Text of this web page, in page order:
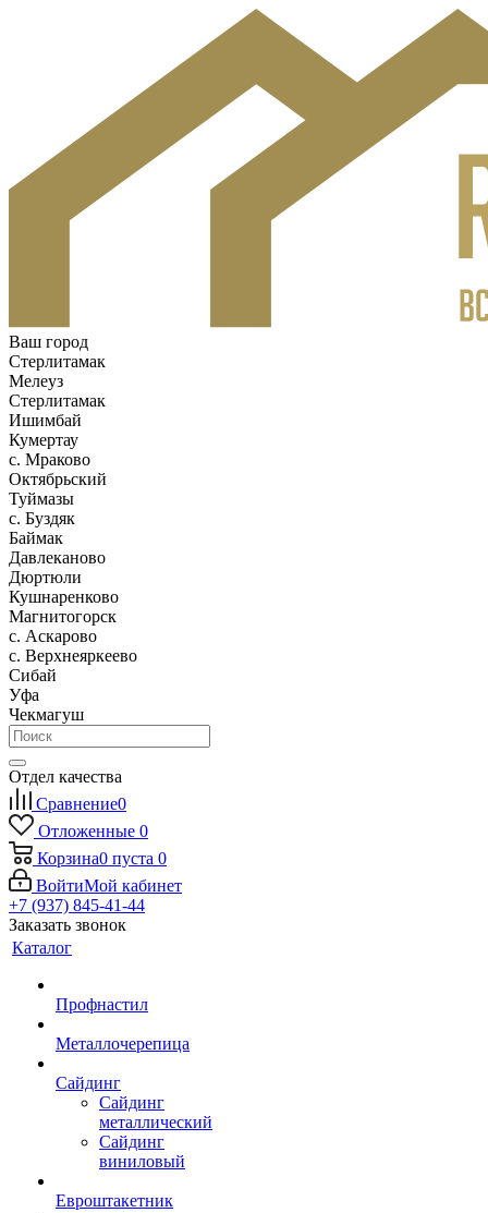
Ваш город
Стерлитамак
Мелеуз
Стерлитамак
Ишимбай
Кумертау
c. Мраково
Октябрьский
Туймазы
c. Буздяк
Баймак
Давлеканово
Дюртюли
Кушнаренково
Магнитогорск
с. Аскарово
с. Верхнеяркеево
Сибай
Уфа
Чекмагуш
Отдел качества
Сравнение0
Отложенные 0
Корзина0 пуста 0
ВойтиМой кабинет
+7 (937) 845-41-44
Заказать звонок
Каталог
Профнастил
Металлочерепица
Сайдинг
Сайдинг
металлический
Сайдинг
виниловый
Евроштакетник